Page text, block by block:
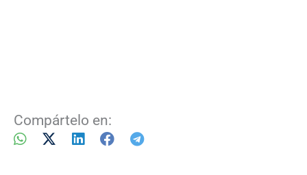
Compártelo en: